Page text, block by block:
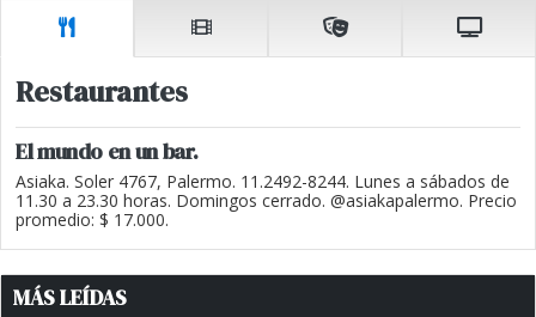
Restaurantes
El mundo en un bar.
Asiaka. Soler 4767, Palermo. 11.2492-8244. Lunes a sábados de
11.30 a 23.30 horas. Domingos cerrado. @asiakapalermo. Precio
promedio: $ 17.000.
MÁS LEÍDAS